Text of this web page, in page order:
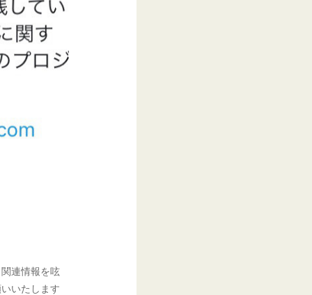
連情報を呟
いたします